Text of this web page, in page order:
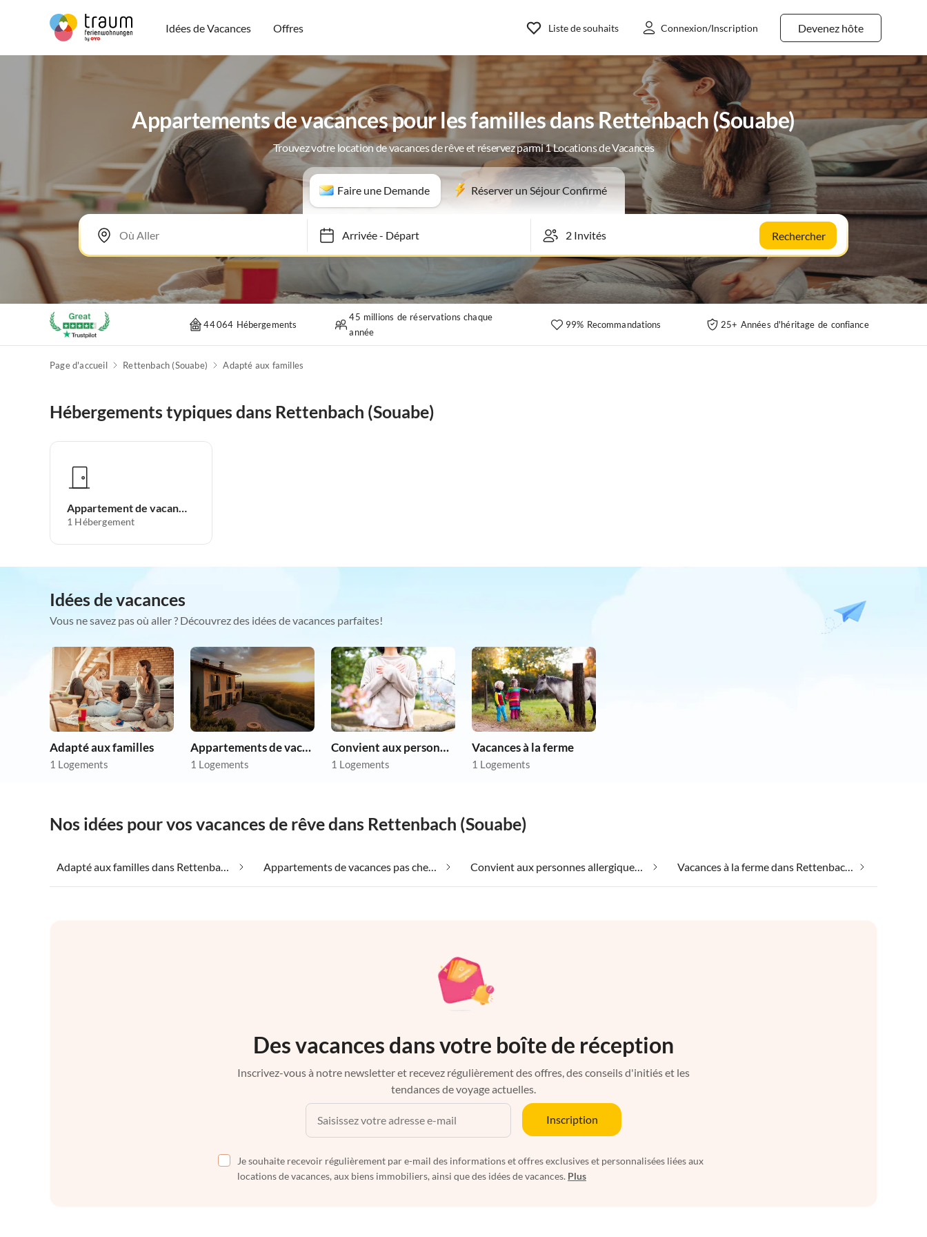
Idées de Vacances Offres Devenez hôte
Liste de souhaits Connexion/Inscription
Appartements de vacances pour les familles dans Rettenbach (Souabe)
Trouvez votre location de vacances de rêve et réservez parmi 1 Locations de Vacances
Faire une Demande Réserver un Séjour Confirmé
Arrivée-Départ Rechercher
44 064 Hébergements
45 millions de réservations chaque
année
99% Recommandations 25+ Années d'héritage de confiance
Page d'accueil Rettenbach (Souabe) Adapté aux familles
Hébergements typiques dans Rettenbach (Souabe)
Appartement de vacances
1 Hébergement
Idées de vacances
Vous ne savez pas où aller ? Découvrez des idées de vacances parfaites!
Adapté aux familles
1 Logements
Appartements de vacances pas chers
1 Logements
Convient aux personnes allergiques
1 Logements
Vacances à la ferme
1 Logements
Nos idées pour vos vacances de rêve dans Rettenbach (Souabe)
Adapté aux familles dans Rettenbach (Souabe) Appartements de vacances pas chers dans Rettenbach (Souabe) Convient aux personnes allergiques dans Rettenbach (Souabe) Vacances à la ferme dans Rettenbach (Souabe)
Des vacances dans votre boîte de réception
Inscrivez-vous à notre newsletter et recevez régulièrement des offres, des conseils d'initiés et les
tendances de voyage actuelles.
Inscription
Je souhaite recevoir régulièrement par e-mail des informations et offres exclusives et personnalisées liées aux
locations de vacances, aux biens immobiliers, ainsi que des idées de vacances. Plus